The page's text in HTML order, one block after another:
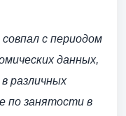
с периодом
данных,
различных
по занятости в